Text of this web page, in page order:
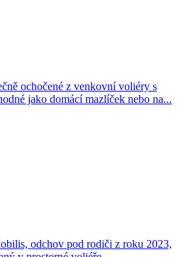
ochočené z venkovní voliéry s
jako domácí mazlíček nebo na...
odchov pod rodiči z roku 2023,